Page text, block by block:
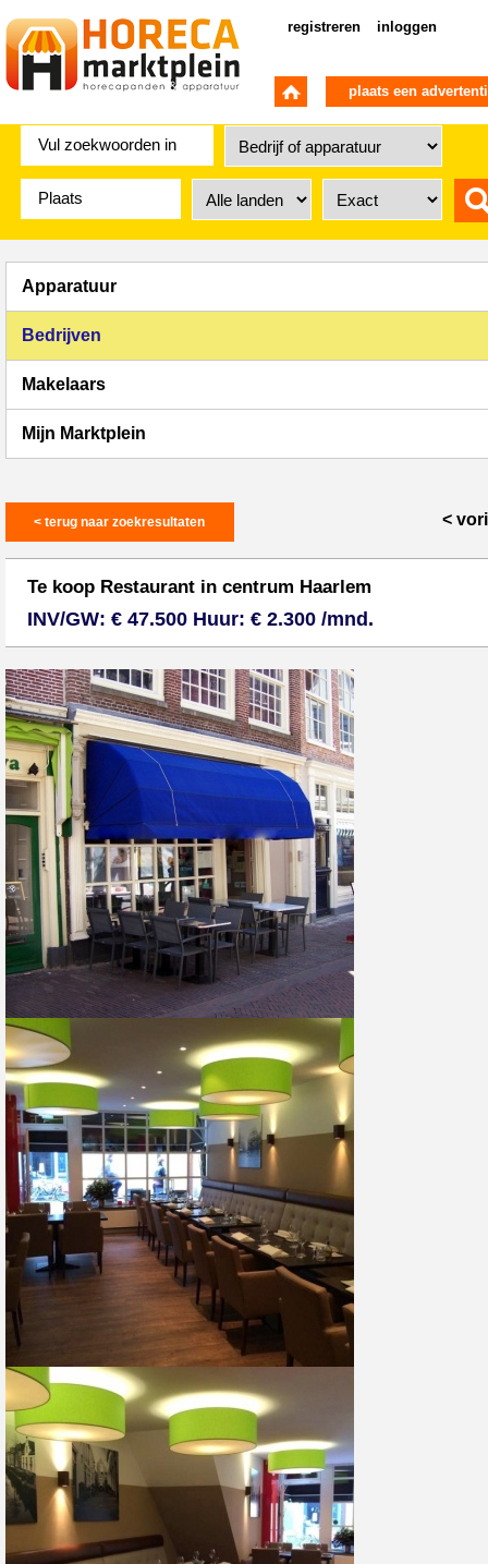
registreren inloggen
plaats een
Apparatuur
Bedrijven
Makelaars
Mijn Marktplein
< terug naar zoekresultaten <
Te koop Restaurant in centrum Haarlem
INV/GW: € 47.500 Huur: € 2.300 /mnd.